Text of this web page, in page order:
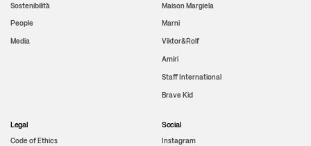
Sostenibilità
People
Media
Maison Margiela
Marni
Viktor&Rolf
Amiri
Staff International
Brave Kid
Legal
Code of Ethics
Social
Instagram